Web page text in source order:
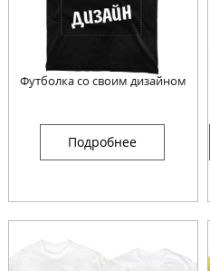
Футболка со своим дизайном
Подробнее